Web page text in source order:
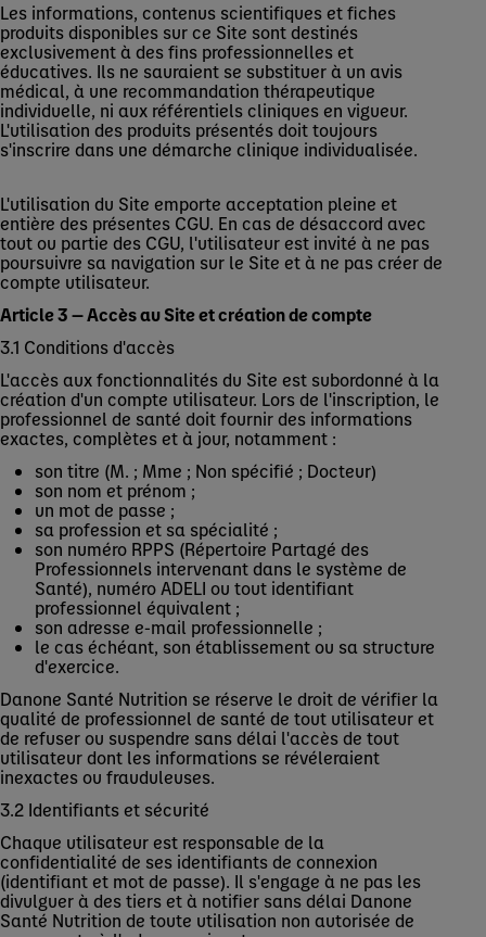
Les informations, contenus scientifiques et fiches
produits disponibles sur ce Site sont destinés
exclusivement à des fins professionnelles et
éducatives. Ils ne sauraient se substituer à un avis
médical, à une recommandation thérapeutique
individuelle, ni aux référentiels cliniques en vigueur.
L'utilisation des produits présentés doit toujours
s'inscrire dans une démarche clinique individualisée.
L'utilisation du Site emporte acceptation pleine et
entière des présentes CGU. En cas de désaccord avec
tout ou partie des CGU, l'utilisateur est invité à ne pas
poursuivre sa navigation sur le Site et à ne pas créer de
compte utilisateur.
Article 3 — Accès au Site et création de compte
3.1 Conditions d'accès
L'accès aux fonctionnalités du Site est subordonné à la
création d'un compte utilisateur. Lors de l'inscription, le
professionnel de santé doit fournir des informations
exactes, complètes et à jour, notamment :
son titre (M. ; Mme ; Non spécifié ; Docteur)
son nom et prénom ;
un mot de passe ;
sa profession et sa spécialité ;
son numéro RPPS (Répertoire Partagé des
Professionnels intervenant dans le système de
Santé), numéro ADELI ou tout identifiant
professionnel équivalent ;
son adresse e-mail professionnelle ;
le cas échéant, son établissement ou sa structure
d'exercice.
Danone Santé Nutrition se réserve le droit de vérifier la
qualité de professionnel de santé de tout utilisateur et
de refuser ou suspendre sans délai l'accès de tout
utilisateur dont les informations se révéleraient
inexactes ou frauduleuses.
3.2 Identifiants et sécurité
Chaque utilisateur est responsable de la
confidentialité de ses identifiants de connexion
(identifiant et mot de passe). Il s'engage à ne pas les
divulguer à des tiers et à notifier sans délai Danone
Santé Nutrition de toute utilisation non autorisée de